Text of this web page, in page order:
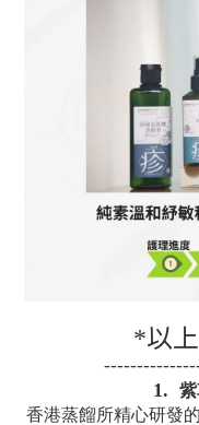
*以
1.
香港蒸餾所精心研發